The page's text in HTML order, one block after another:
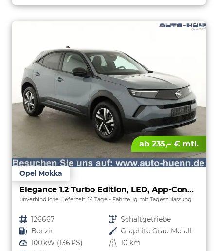
ab 235,– € mtl.
Opel Mokka
Elegance 1.2 Turbo Edition, LED, App-Connect, 5 J.-Garantie
unverbindliche Lieferzeit: 14 Tage Fahrzeug mit Tageszulassung
Fahrzeugnr. 126667 Getriebe Schaltgetriebe
Kraftstoff Benzin Außenfarbe Graphite Grau Metall
Leistung 100 kW (136 PS) Kilometerstand 10 km